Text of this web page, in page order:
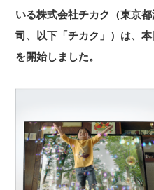
いる株式会社チカク（東京
司、以下「チカク」）は、
を開始しました。